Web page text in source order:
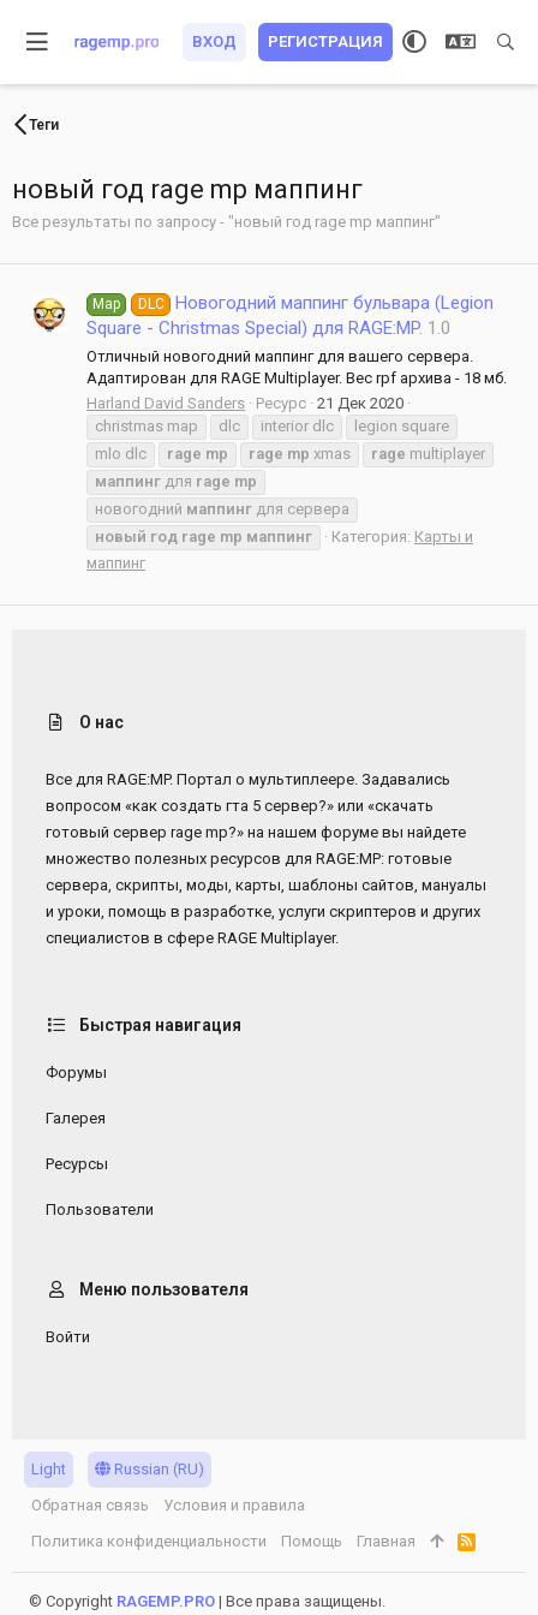
ВХОД РЕГИСТРАЦИЯ
Теги
новый год rage mp маппинг
Все результаты по запросу - "новый год rage mp маппинг"
Map DLC Новогодний маппинг бульвара (Legion
Square - Christmas Special) для RAGE:MP. 1.0
Отличный новогодний маппинг для вашего сервера.
Адаптирован для RAGE Multiplayer. Вес rpf архива - 18 мб.
Harland David Sanders
Ресурс 21 Дек 2020
christmas map
dlc interior dlc
legion square
mlo dlc
rage mp rage mp xmas rage multiplayer
маппинг для rage mp
новогодний маппинг для сервера
новый год rage mp маппинг Категория: Карты и
маппинг
О нас
Все для RAGE:MP. Портал о мультиплеере. Задавались
вопросом «как создать гта 5 сервер?» или «скачать
готовый сервер rage mp?» на нашем форуме вы найдете
множество полезных ресурсов для RAGE:MP: готовые
сервера, скрипты, моды, карты, шаблоны сайтов, мануалы
и уроки, помощь в разработке, услуги скриптеров и других
специалистов в сфере RAGE Multiplayer.
Быстрая навигация
Форумы
Галерея
Ресурсы
Пользователи
Меню пользователя
Войти
Light
Russian (RU)
Обратная связь
Условия и правила
Политика конфиденциальности
Помощь Главная
R
S
S
© Copyright RAGEMP.PRO | Все права защищены.